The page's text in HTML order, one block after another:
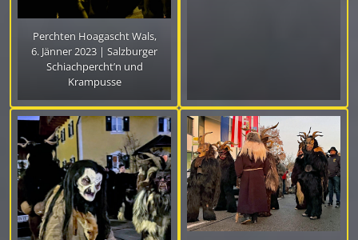
Perchten Hoagascht Wals,
6. Jänner 2023 | Salzburger
Schiachpercht’n und
Krampusse